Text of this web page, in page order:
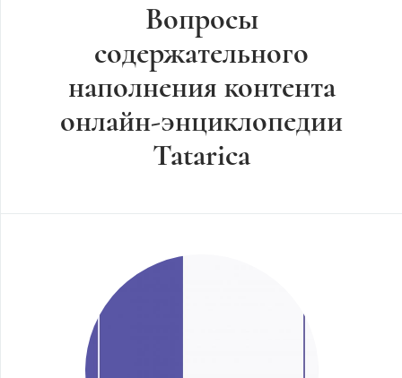
Вопросы
содержательного
наполнения контента
онлайн-энциклопедии
Tatarica